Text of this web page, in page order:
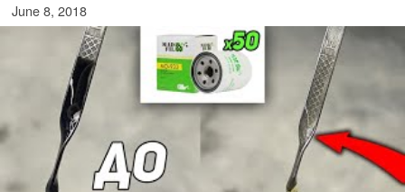
June 8, 2018